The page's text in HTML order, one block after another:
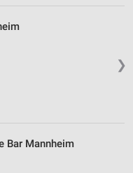
❯
Bar Mannheim